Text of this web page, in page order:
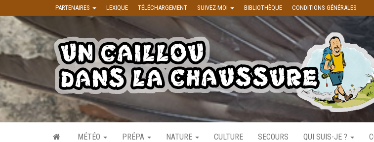
Skip to the contentPARTENAIRES LEXIQUE TÉLÉCHARGEMENT SUIVEZ-MOI BIBLIOTHÈQUE CONDITIONS GÉNÉRALES
MÉTÉO PRÉPA NATURE CULTURE SECOURS QUI SUIS-JE ?